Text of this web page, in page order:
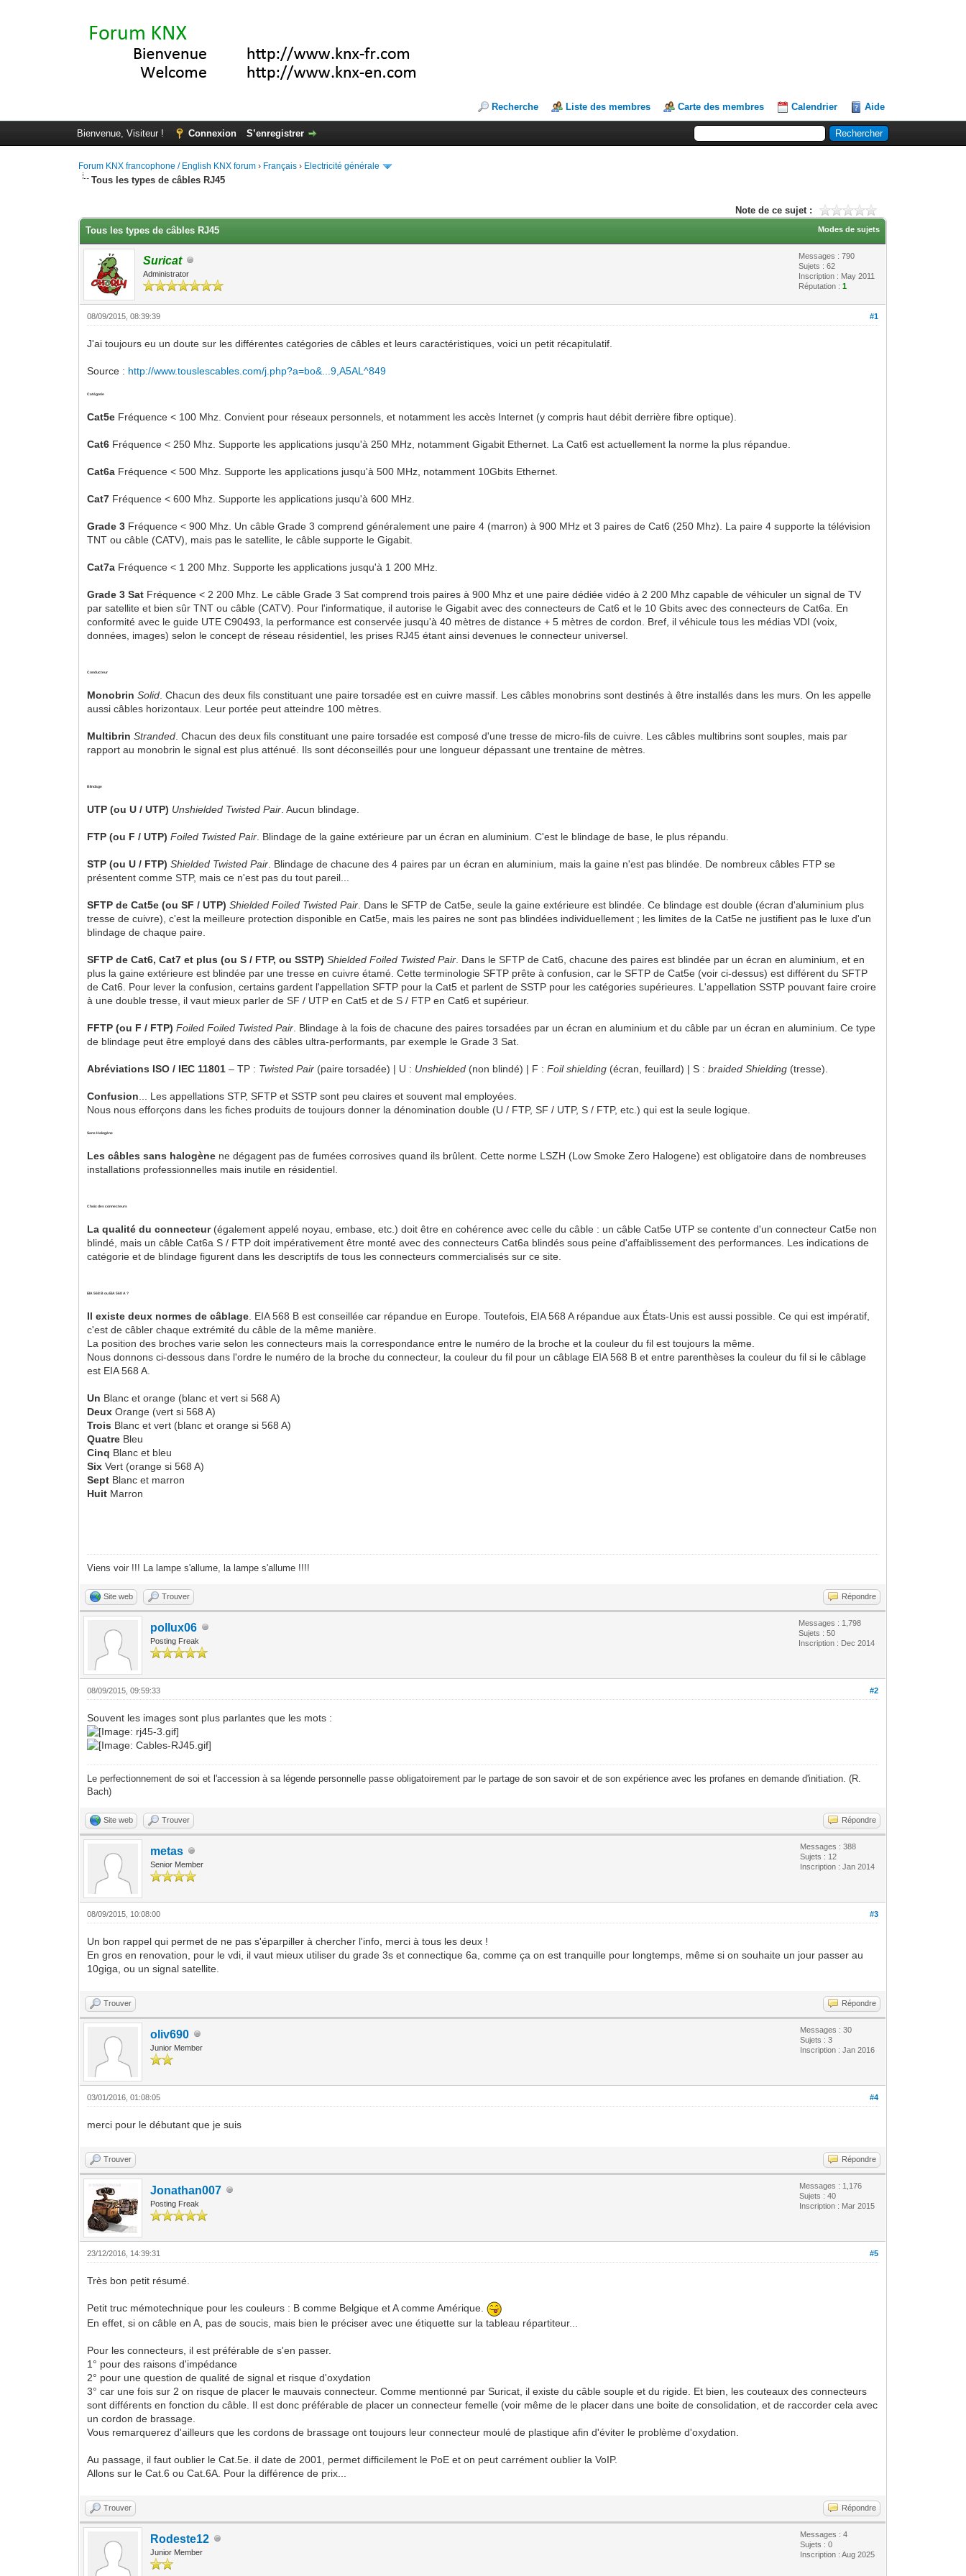
Recherche Liste des membres Carte des membres Calendrier Aide
Bienvenue, Visiteur ! Connexion S’enregistrer
Forum KNX francophone / English KNX forum › Français › Electricité générale
Tous les types de câbles RJ45
Note de ce sujet :
Modes de sujets
Tous les types de câbles RJ45
Suricat
Administrator
Messages : 790
Sujets : 62
Inscription : May 2011
Réputation :1
#1
08/09/2015, 08:39:39
J'ai toujours eu un doute sur les différentes catégories de câbles et leurs caractéristiques, voici un petit récapitulatif.
Source : http://www.touslescables.com/j.php?a=bo&...9,A5AL^849
Catégorie
Cat5e Fréquence < 100 Mhz. Convient pour réseaux personnels, et notamment les accès Internet (y compris haut débit derrière fibre optique).
Cat6 Fréquence < 250 Mhz. Supporte les applications jusqu'à 250 MHz, notamment Gigabit Ethernet. La Cat6 est actuellement la norme la plus répandue.
Cat6a Fréquence < 500 Mhz. Supporte les applications jusqu'à 500 MHz, notamment 10Gbits Ethernet.
Cat7 Fréquence < 600 Mhz. Supporte les applications jusqu'à 600 MHz.
Grade 3 Fréquence < 900 Mhz. Un câble Grade 3 comprend généralement une paire 4 (marron) à 900 MHz et 3 paires de Cat6 (250 Mhz). La paire 4 supporte la télévision
TNT ou câble (CATV), mais pas le satellite, le câble supporte le Gigabit.
Cat7a Fréquence < 1 200 Mhz. Supporte les applications jusqu'à 1 200 MHz.
Grade 3 Sat Fréquence < 2 200 Mhz. Le câble Grade 3 Sat comprend trois paires à 900 Mhz et une paire dédiée vidéo à 2 200 Mhz capable de véhiculer un signal de TV
par satellite et bien sûr TNT ou câble (CATV). Pour l'informatique, il autorise le Gigabit avec des connecteurs de Cat6 et le 10 Gbits avec des connecteurs de Cat6a. En
conformité avec le guide UTE C90493, la performance est conservée jusqu'à 40 mètres de distance + 5 mètres de cordon. Bref, il véhicule tous les médias VDI (voix,
données, images) selon le concept de réseau résidentiel, les prises RJ45 étant ainsi devenues le connecteur universel.
Conducteur
Monobrin Solid . Chacun des deux fils constituant une paire torsadée est en cuivre massif. Les câbles monobrins sont destinés à être installés dans les murs. On les appelle
aussi câbles horizontaux. Leur portée peut atteindre 100 mètres.
Multibrin Stranded . Chacun des deux fils constituant une paire torsadée est composé d'une tresse de micro-fils de cuivre. Les câbles multibrins sont souples, mais par
rapport au monobrin le signal est plus atténué. Ils sont déconseillés pour une longueur dépassant une trentaine de mètres.
Blindage
UTP (ou U / UTP) Unshielded Twisted Pair . Aucun blindage.
FTP (ou F / UTP) Foiled Twisted Pair . Blindage de la gaine extérieure par un écran en aluminium. C'est le blindage de base, le plus répandu.
STP (ou U / FTP) Shielded Twisted Pair . Blindage de chacune des 4 paires par un écran en aluminium, mais la gaine n'est pas blindée. De nombreux câbles FTP se
présentent comme STP, mais ce n'est pas du tout pareil...
SFTP de Cat5e (ou SF / UTP) Shielded Foiled Twisted Pair . Dans le SFTP de Cat5e, seule la gaine extérieure est blindée. Ce blindage est double (écran d'aluminium plus
tresse de cuivre), c'est la meilleure protection disponible en Cat5e, mais les paires ne sont pas blindées individuellement ; les limites de la Cat5e ne justifient pas le luxe d'un
blindage de chaque paire.
SFTP de Cat6, Cat7 et plus (ou S / FTP, ou SSTP) Shielded Foiled Twisted Pair . Dans le SFTP de Cat6, chacune des paires est blindée par un écran en aluminium, et en
plus la gaine extérieure est blindée par une tresse en cuivre étamé. Cette terminologie SFTP prête à confusion, car le SFTP de Cat5e (voir ci-dessus) est différent du SFTP
de Cat6. Pour lever la confusion, certains gardent l'appellation SFTP pour la Cat5 et parlent de SSTP pour les catégories supérieures. L'appellation SSTP pouvant faire croire
à une double tresse, il vaut mieux parler de SF / UTP en Cat5 et de S / FTP en Cat6 et supérieur.
FFTP (ou F / FTP) Foiled Foiled Twisted Pair . Blindage à la fois de chacune des paires torsadées par un écran en aluminium et du câble par un écran en aluminium. Ce type
de blindage peut être employé dans des câbles ultra-performants, par exemple le Grade 3 Sat.
Abréviations ISO / IEC 11801 – TP : Twisted Pair (paire torsadée) | U : Unshielded (non blindé) | F :Foil shielding (écran, feuillard) | S :braided Shielding (tresse).
Confusion ... Les appellations STP, SFTP et SSTP sont peu claires et souvent mal employées.
Nous nous efforçons dans les fiches produits de toujours donner la dénomination double (U / FTP, SF / UTP, S / FTP, etc.) qui est la seule logique.
Sans Halogène
Les câbles sans halogène ne dégagent pas de fumées corrosives quand ils brûlent. Cette norme LSZH (Low Smoke Zero Halogene) est obligatoire dans de nombreuses
installations professionnelles mais inutile en résidentiel.
Choix des connecteurs
La qualité du connecteur(également appelé noyau, embase, etc.) doit être en cohérence avec celle du câble : un câble Cat5e UTP se contente d'un connecteur Cat5e non
blindé, mais un câble Cat6a S / FTP doit impérativement être monté avec des connecteurs Cat6a blindés sous peine d'affaiblissement des performances. Les indications de
catégorie et de blindage figurent dans les descriptifs de tous les connecteurs commercialisés sur ce site.
EIA 568 B ou EIA 568 A ?
Il existe deux normes de câblage . EIA 568 B est conseillée car répandue en Europe. Toutefois, EIA 568 A répandue aux États-Unis est aussi possible. Ce qui est impératif,
c'est de câbler chaque extrémité du câble de la même manière.
La position des broches varie selon les connecteurs mais la correspondance entre le numéro de la broche et la couleur du fil est toujours la même.
Nous donnons ci-dessous dans l'ordre le numéro de la broche du connecteur, la couleur du fil pour un câblage EIA 568 B et entre parenthèses la couleur du fil si le câblage
est EIA 568 A.
Un Blanc et orange (blanc et vert si 568 A)
Deux Orange (vert si 568 A)
Trois Blanc et vert (blanc et orange si 568 A)
Quatre Bleu
Cinq Blanc et bleu
Six Vert (orange si 568 A)
Sept Blanc et marron
Huit Marron
Viens voir !!! La lampe s'allume, la lampe s'allume !!!!
Site web Trouver Répondre
pollux06
Posting Freak
Messages : 1,798
Sujets : 50
Inscription : Dec 2014
#2
08/09/2015, 09:59:33
Souvent les images sont plus parlantes que les mots :
Le perfectionnement de soi et l'accession à sa légende personnelle passe obligatoirement par le partage de son savoir et de son expérience avec les profanes en demande d'initiation. (R.
Bach)
Site web Trouver Répondre
metas
Senior Member
Messages : 388
Sujets : 12
Inscription : Jan 2014
#3
08/09/2015, 10:08:00
Un bon rappel qui permet de ne pas s'éparpiller à chercher l'info, merci à tous les deux !
En gros en renovation, pour le vdi, il vaut mieux utiliser du grade 3s et connectique 6a, comme ça on est tranquille pour longtemps, même si on souhaite un jour passer au
10giga, ou un signal satellite.
Trouver Répondre
oliv690
Junior Member
Messages : 30
Sujets : 3
Inscription : Jan 2016
#4
03/01/2016, 01:08:05
merci pour le débutant que je suis
Trouver Répondre
Jonathan007
Posting Freak
Messages : 1,176
Sujets : 40
Inscription : Mar 2015
#5
23/12/2016, 14:39:31
Très bon petit résumé.
Petit truc mémotechnique pour les couleurs : B comme Belgique et A comme Amérique.
En effet, si on câble en A, pas de soucis, mais bien le préciser avec une étiquette sur la tableau répartiteur...
Pour les connecteurs, il est préférable de s'en passer.
1° pour des raisons d'impédance
2° pour une question de qualité de signal et risque d'oxydation
3° car une fois sur 2 on risque de placer le mauvais connecteur. Comme mentionné par Suricat, il existe du câble souple et du rigide. Et bien, les couteaux des connecteurs
sont différents en fonction du câble. Il est donc préférable de placer un connecteur femelle (voir même de le placer dans une boite de consolidation, et de raccorder cela avec
un cordon de brassage.
Vous remarquerez d'ailleurs que les cordons de brassage ont toujours leur connecteur moulé de plastique afin d'éviter le problème d'oxydation.
Au passage, il faut oublier le Cat.5e. il date de 2001, permet difficilement le PoE et on peut carrément oublier la VoIP.
Allons sur le Cat.6 ou Cat.6A. Pour la différence de prix...
Trouver Répondre
Rodeste12
Junior Member
Messages : 4
Sujets : 0
Inscription : Aug 2025